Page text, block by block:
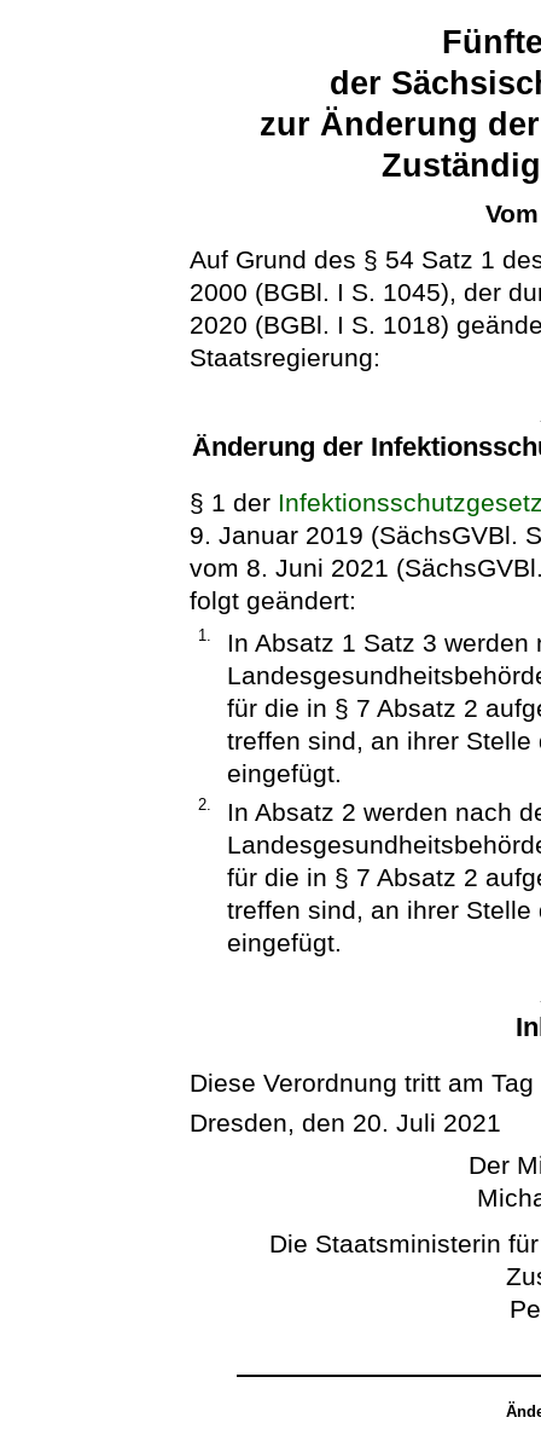
der
zur Änderung
Auf Grund des § 54 Satz 1
2000 (BGBl. I S. 1045), der
2020 (BGBl. I S. 1018)
Staatsregierung:
Änderung der
§ 1 der
9. Januar 2019 (SächsGVBl.
vom 8. Juni 2021
folgt geändert:
1.
In Absatz 1 Satz 3 werden
für die in § 7 Absatz 2
treffen sind, an ihrer
eingefügt.
2.
In Absatz 2 werden nach
für die in § 7 Absatz 2
treffen sind, an ihrer
eingefügt.
Diese Verordnung tritt am
Dresden, den 20. Juli 2021
Der
Die Staatsministerin